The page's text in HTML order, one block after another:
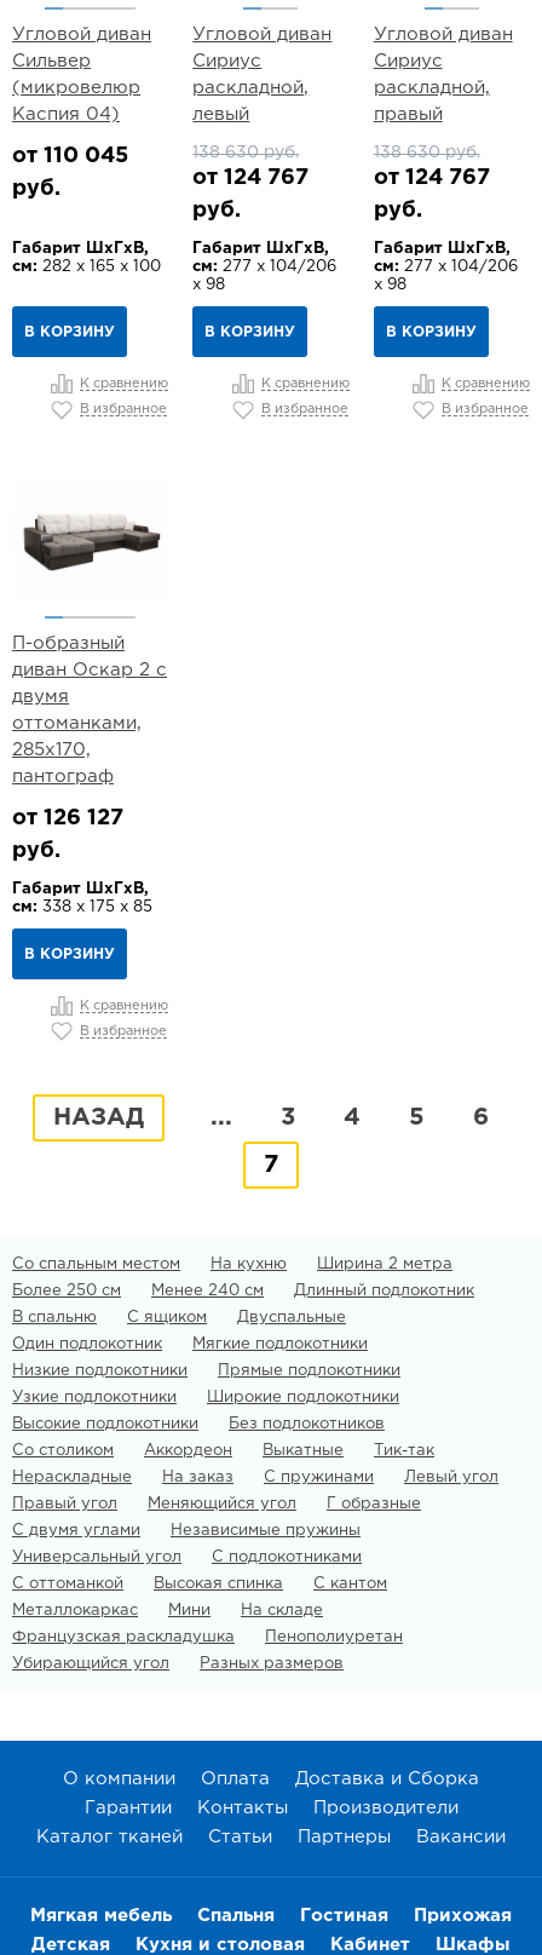
Угловой диван
Сильвер
(микровелюр
Каспия 04)
от 110 045
руб.
Габарит ШхГхВ,
см: 282 х 165 х 100
В КОРЗИНУ
К сравнению
В избранное
Угловой диван
Сириус
раскладной,
левый
138 630 руб.
от 124 767
руб.
Габарит ШхГхВ,
см: 277 х 104/206
х 98
В КОРЗИНУ
К сравнению
В избранное
Угловой диван
Сириус
раскладной,
правый
138 630 руб.
от 124 767
руб.
Габарит ШхГхВ,
см: 277 х 104/206
х 98
В КОРЗИНУ
К сравнению
В избранное
П-образный
диван Оскар 2 с
двумя
оттоманками,
285х170,
пантограф
от 126 127
руб.
Габарит ШхГхВ,
см: 338 х 175 х 85
В КОРЗИНУ
К сравнению
В избранное
НАЗАД ... 3 4 5 6
7
Со спальным местом На кухню
Ширина 2 метра
Более 250 см
Менее 240 см
Длинный подлокотник
В спальню
С ящиком
Двуспальные
Один подлокотник
Мягкие подлокотники
Низкие подлокотники
Прямые подлокотники
Узкие подлокотники
Широкие подлокотники
Высокие подлокотники
Без подлокотников
Со столиком
Аккордеон Выкатные
Тик-так
Нераскладные
На заказ С пружинами
Левый угол
Правый угол
Меняющийся угол
Г образные
С двумя углами
Независимые пружины
Универсальный угол
С подлокотниками
С оттоманкой
Высокая спинка
С кантом
Металлокаркас
Мини
На складе
Французская раскладушка
Пенополиуретан
Убирающийся угол
Разных размеров
О компании Оплата
Доставка и Сборка
Гарантии
Контакты
Производители
Каталог тканей
Статьи Партнеры Вакансии
Мягкая мебель Спальня Гостиная
Прихожая
Детская
Кухня и столовая Кабинет Шкафы